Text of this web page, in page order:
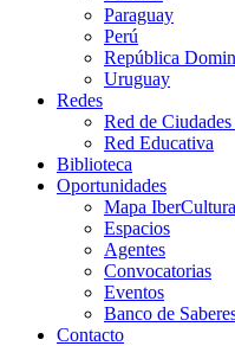
Paraguay
Perú
República
Uruguay
Redes
Red de
Red Educativa
Biblioteca
Oportunidades
Mapa
Espacios
Agentes
Convocatorias
Eventos
Banco de
Contacto